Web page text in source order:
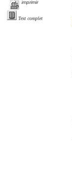
imprimir
Text complet